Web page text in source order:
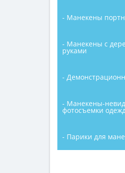
- Манекены
- Манекены с
руками
-
- Манекены-
фотосъемки
- Парики для